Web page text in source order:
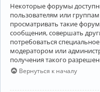
Некоторые форумы
пользователям или
просматривать такие
сообщения, совершать
потребоваться
модератором или
получения такого
Вернуться к началу